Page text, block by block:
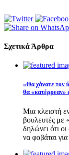
Σχετικά Άρθρα
«Θα χάνατε τον
θα «κατέρρεαν»
Μια κλειστή
βουλευτές με
δηλώνει ότι
να φοβάται